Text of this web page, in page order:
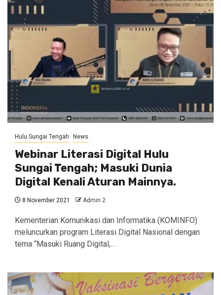
Hulu Sungai Tengah News
Webinar Literasi Digital Hulu
Sungai Tengah; Masuki Dunia
Digital Kenali Aturan Mainnya.
8 November 2021 Admin 2
Kementerian Komunikasi dan Informatika (KOMINFO)
meluncurkan program Literasi Digital Nasional dengan
tema “Masuki Ruang Digital,…